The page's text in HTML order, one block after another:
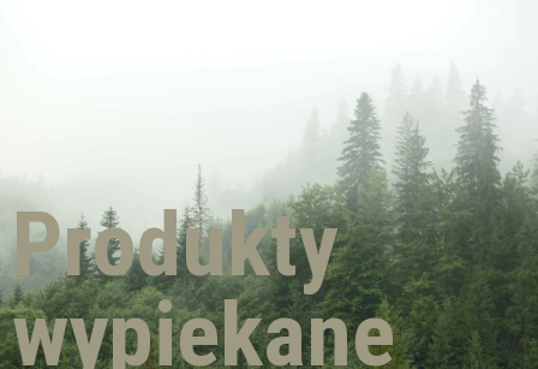
Produkty
wypiekane